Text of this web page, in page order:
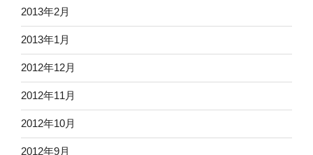
2013年2月
2013年1月
2012年12月
2012年11月
2012年10月
2012年9月